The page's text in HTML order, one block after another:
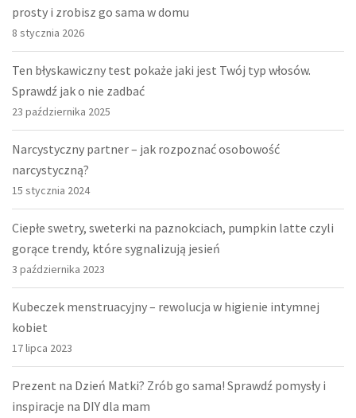
prosty i zrobisz go sama w domu
8 stycznia 2026
Ten błyskawiczny test pokaże jaki jest Twój typ włosów.
Sprawdź jak o nie zadbać
23 października 2025
Narcystyczny partner – jak rozpoznać osobowość
narcystyczną?
15 stycznia 2024
Ciepłe swetry, sweterki na paznokciach, pumpkin latte czyli
gorące trendy, które sygnalizują jesień
3 października 2023
Kubeczek menstruacyjny – rewolucja w higienie intymnej
kobiet
17 lipca 2023
Prezent na Dzień Matki? Zrób go sama! Sprawdź pomysły i
inspiracje na DIY dla mam